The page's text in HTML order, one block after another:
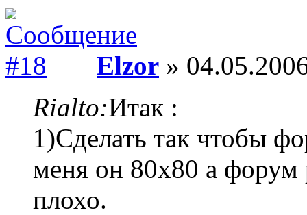
Elzor »
Rialto:Итак :
1)Сделать так чтобы
меня он 80х80 а форум
плохо.